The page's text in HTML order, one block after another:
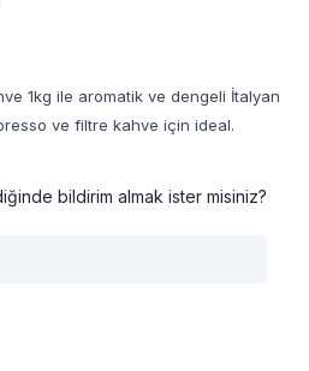
1kg ile aromatik ve dengeli İtalyan
ve filtre kahve için ideal.
bildirim almak ister misiniz?